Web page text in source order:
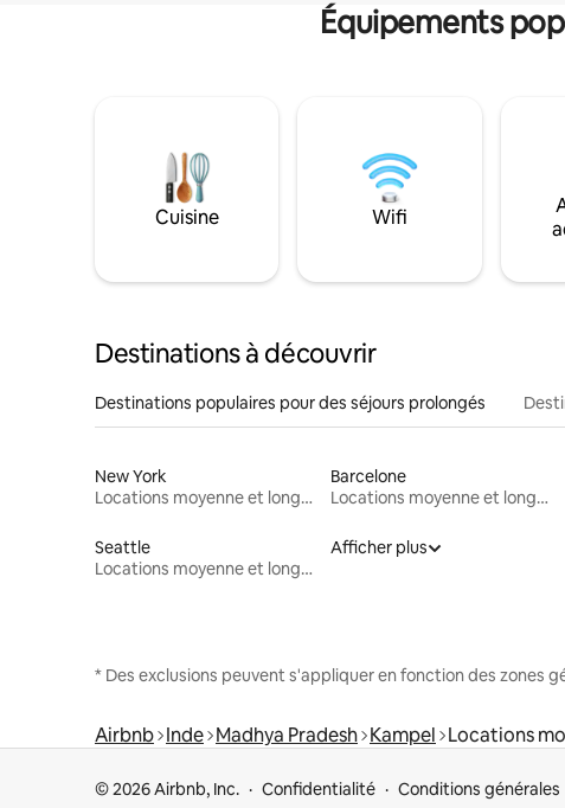
Équipements
Cuisine Wifi
Destinations à découvrir
Destinations populaires pour des séjours prolongés
New York
Locations moyenne et longue durée
Barcelone
Locations moyenne et longue durée
Seattle
Locations moyenne et longue durée
Afficher plus
* Des exclusions peuvent s'appliquer en fonction des zones
Airbnb Inde Madhya Pradesh Kampel Locations
© 2026 Airbnb, Inc. Confidentialité Conditions générales